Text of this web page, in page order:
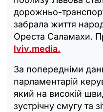
дорожньо-
забрала життя
Ореста Саламахи.
lviv.media.
За попередніми
парламентарій
який на високій
зустрічну смугу та